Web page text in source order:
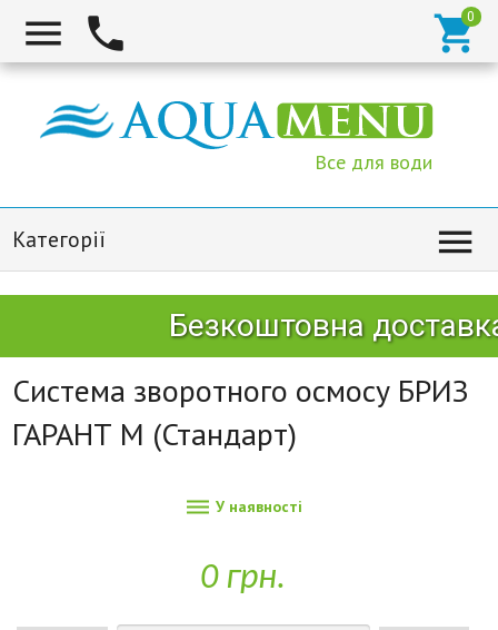
  
Все для води
Категорії 
Безкоштовна
Система зворотного осмосу БРИЗ
ГАРАНТ М (Стандарт)
 У наявності
0 грн.